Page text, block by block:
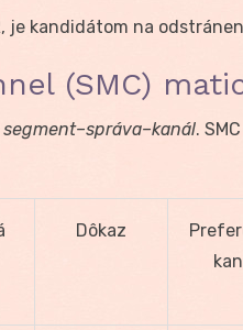
je kandidátom na
(SMC)
segment–správa–kanál.
Dôkaz